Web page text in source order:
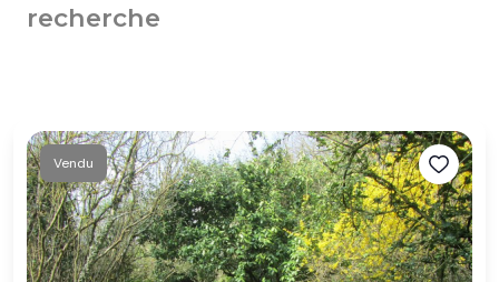
recherche
Vendu